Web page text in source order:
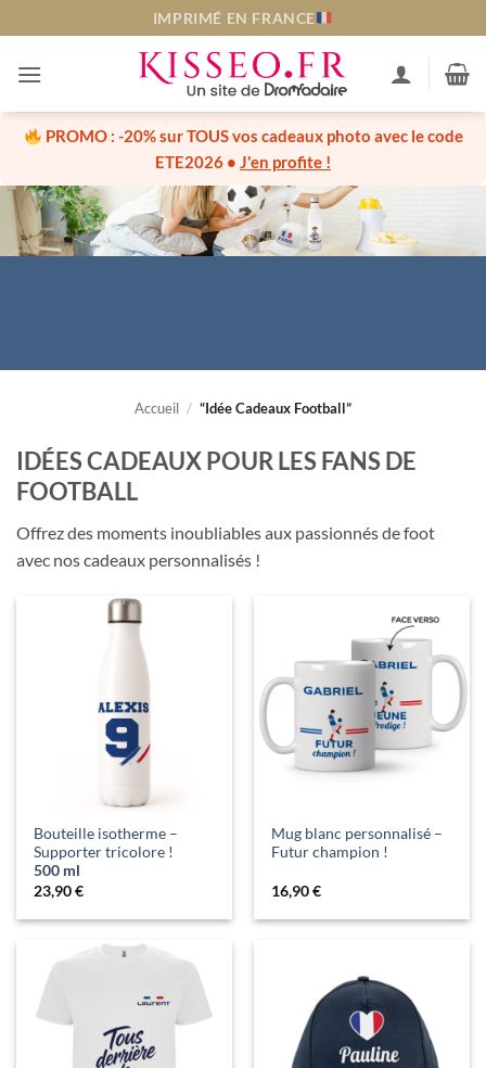
au
contenu
IMPRIMÉ EN FRANCE
PROMO : -20% sur TOUS vos cadeaux photo avec le code
ETE2026 • J'en profite !
Accueil / “Idée Cadeaux Football”
IDÉES CADEAUX POUR LES FANS DE
FOOTBALL
Offrez des moments inoubliables aux passionnés de foot
avec nos cadeaux personnalisés !
Bouteille isotherme –
Supporter tricolore !
500 ml
23,90€
Mug blanc personnalisé –
Futur champion !
16,90€